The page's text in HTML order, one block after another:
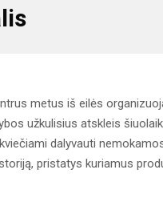
metus iš eilės
užkulisius atskleis
dalyvauti
pristatys kuriamus